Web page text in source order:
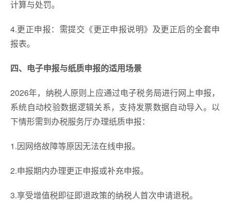
计算与处罚。
4.更正申报：需提交《更正申报说明》及更正后的全套申
报表。
四、电子申报与纸质申报的适用场景
2026年，纳税人原则上应通过电子税务局进行网上申报，
系统自动校验数据逻辑关系，支持发票数据自动导入。以
下情形需到办税服务厅办理纸质申报：
1.因网络故障等原因无法在线申报。
2.申报期内办理更正申报或补充申报。
3.享受增值税即征即退政策的纳税人首次申请退税。